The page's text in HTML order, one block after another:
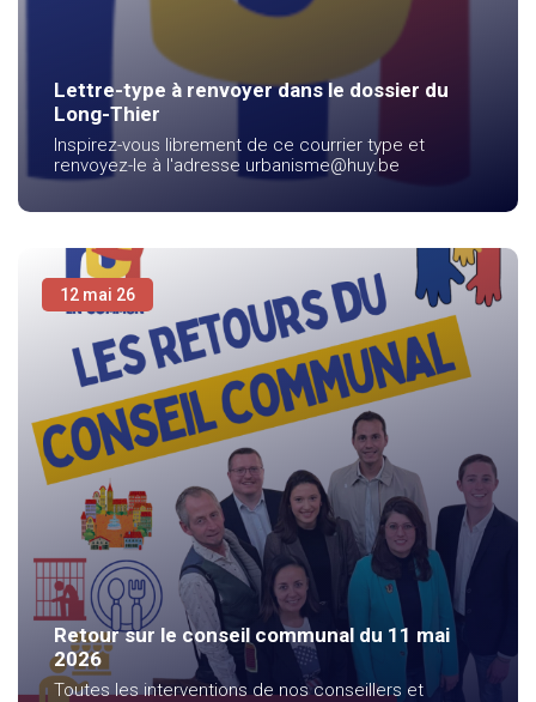
Lettre-type à renvoyer dans le dossier du
Long-Thier
Inspirez-vous librement de ce courrier type et
renvoyez-le à l'adresse urbanisme@huy.be
12 mai 26
Retour sur le conseil communal du 11 mai
2026
Toutes les interventions de nos conseillers et